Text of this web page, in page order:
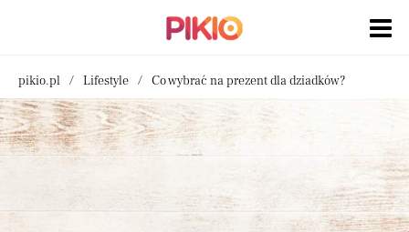
pikio.pl Lifestyle Co wybrać na prezent dla dziadków?